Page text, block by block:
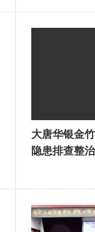
大唐华银金
隐患排查整